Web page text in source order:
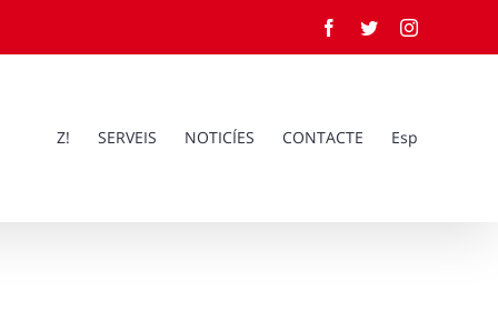
Facebook
TwitterInstagram
Z! SERVEIS NOTICÍES CONTACTE Esp